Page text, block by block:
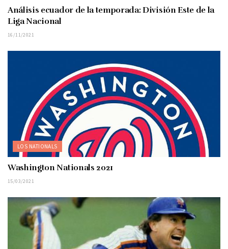
Análisis ecuador de la temporada: División Este de la
Liga Nacional
16/11/2021
LOS NATIONALS
Washington Nationals 2021
15/03/2021